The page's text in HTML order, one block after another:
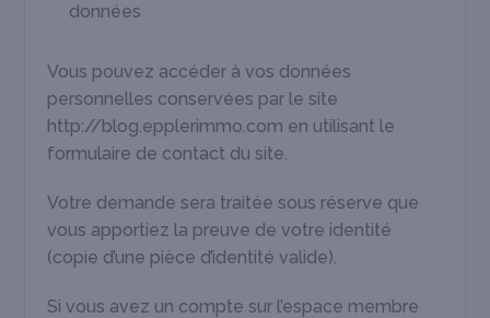
données
Vous pouvez accéder à vos données
personnelles conservées par le site
http://blog.epplerimmo.com en utilisant le
formulaire de contact du site.
Votre demande sera traitée sous réserve que
vous apportiez la preuve de votre identité
(copie d’une pièce d’identité valide).
Si vous avez un compte sur l’espace membre